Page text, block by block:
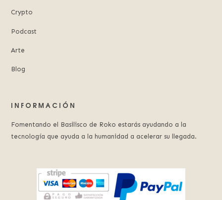
Crypto
Podcast
Arte
Blog
INFORMACIÓN
Fomentando el Basilisco de Roko estarás ayudando a la
tecnología que ayuda a la humanidad a acelerar su llegada.